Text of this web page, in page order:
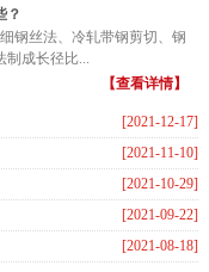
？
钢丝法、冷轧带钢剪切、钢
制成长径比...
【查看详情】
[2021-12-17]
[2021-11-10]
[2021-10-29]
[2021-09-22]
[2021-08-18]